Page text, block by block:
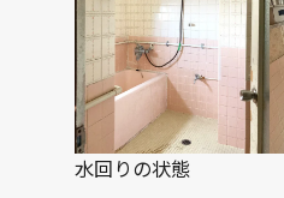
水回りの状態